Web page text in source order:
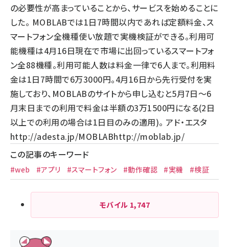
の必要性が高まっていることから、サービスを始めることに
した。 MOBLABでは1日7時間以内であれば定額料金、ス
マートフォン全機種使い放題で実機検証ができる。利用可
能機種は4月16日現在で市場に出回っているスマートフォ
ン全88機種。利用可能人数は料金一律で6人まで。利用料
金は1日7時間で6万3000円。4月16日から先行受付を実
施しており、MOBLABのサイトから申し込むと5月7日～6
月末日までの利用で料金は半額の3万1500円になる(2日
以上での利用の場合は1日目のみの適用)。 アド・エスタ
http://adesta.jp/MOBLABhttp://moblab.jp/
この記事のキーワード
#web #アプリ #スマートフォン #動作確認 #実機 #検証
モバイル 1,747